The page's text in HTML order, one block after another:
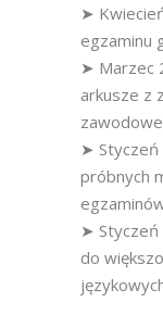
➤
egzaminu
➤ Marzec
arkusze z
➤ Styczeń
próbnych
➤ Styczeń
do